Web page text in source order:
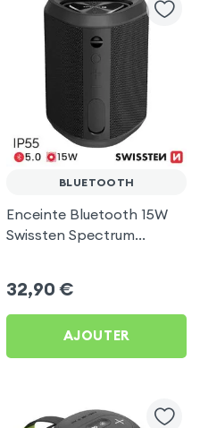
BLUETOOTH
Enceinte Bluetooth 15W
Swissten Spectrum
32,90 €
AJOUTER